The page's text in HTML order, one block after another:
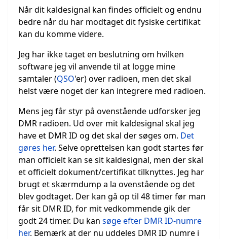
Når dit kaldesignal kan findes officielt og endnu
bedre når du har modtaget dit fysiske certifikat
kan du komme videre.
Jeg har ikke taget en beslutning om hvilken
software jeg vil anvende til at logge mine
samtaler (QSO'er) over radioen, men det skal
helst være noget der kan integrere med radioen.
Mens jeg får styr på ovenstående udforsker jeg
DMR radioen. Ud over mit kaldesignal skal jeg
have et DMR ID og det skal der søges om. Det
gøres her. Selve oprettelsen kan godt startes før
man officielt kan se sit kaldesignal, men der skal
et officielt dokument/certifikat tilknyttes. Jeg har
brugt et skærmdump a la ovenstående og det
blev godtaget. Der kan gå op til 48 timer før man
får sit DMR ID, for mit vedkommende gik der
godt 24 timer. Du kan søge efter DMR ID-numre
her. Bemærk at der nu uddeles DMR ID numre i